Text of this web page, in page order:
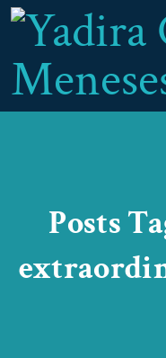
Posts